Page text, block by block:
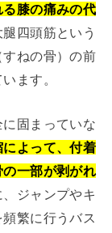
膝の痛みの代
四頭筋という
ねの骨）の前
ます。
固まっていな
よって、付着
一部が剥がれ
ジャンプやキ
繁に行うバス